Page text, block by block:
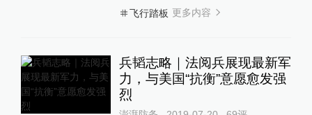
飞行踏板 更多内容
兵韬志略｜法阅兵展现最新军
力，与美国“抗衡”意愿愈发强
烈